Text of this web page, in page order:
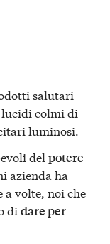
salutari
lucidi colmi di
luminosi.
delpotere
azienda ha
a volte, noi che
didare per